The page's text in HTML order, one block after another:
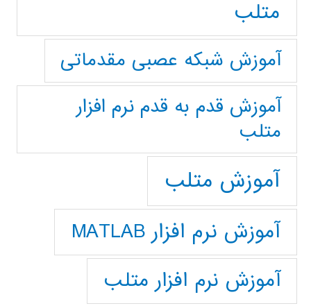
متلب
آموزش شبکه عصبی مقدماتی
آموزش قدم به قدم نرم افزار
متلب
آموزش متلب
آموزش نرم افزار MATLAB
آموزش نرم افزار متلب